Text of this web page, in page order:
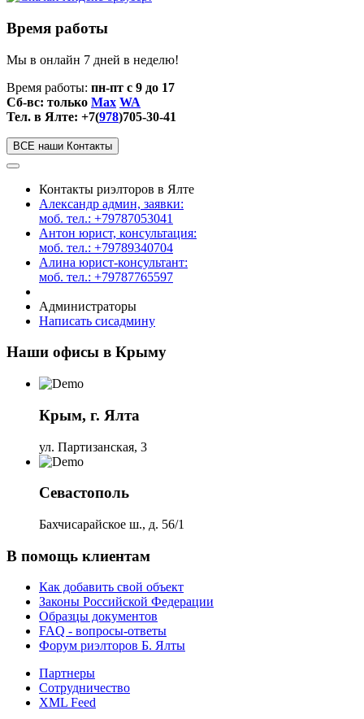
Время работы
Мы в онлайн 7 дней в неделю!
Время работы: пн-пт с 9 до 17
Сб-вс: только Max WA
Тел. в Ялте: +7(978)705-30-41
ВСЕ наши Контакты
Контакты риэлторов в Ялте
Александр админ, заявки:
моб. тел.: +79787053041
Антон юрист, консультация:
моб. тел.: +79789340704
Алина юрист-консультант:
моб. тел.: +79787765597
Администраторы
Написать сисадмину
Наши офисы в Крыму
Крым, г. Ялта
ул. Партизанская, 3
Севастополь
Бахчисарайское ш., д. 56/1
В помощь клиентам
Как добавить свой объект
Законы Российской Федерации
Образцы документов
FAQ - вопросы-ответы
Форум риэлторов Б. Ялты
Партнеры
Сотрудничество
XML Feed